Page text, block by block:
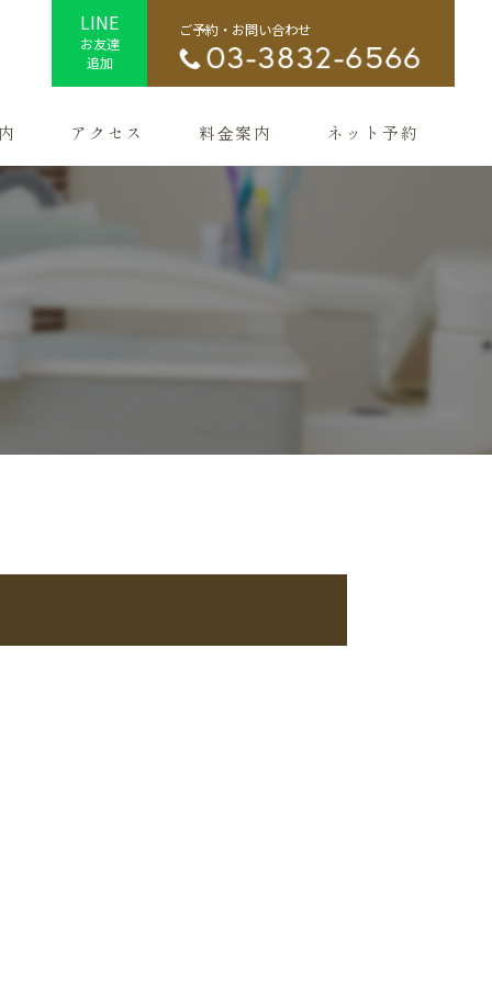
LINE
お友達
追加
ご予約・お問い合わせ
アクセス 料⾦案内 ネット予約